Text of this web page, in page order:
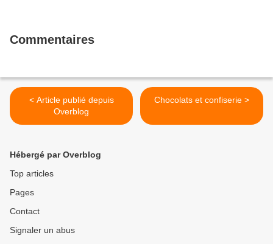
Commentaires
< Article publié depuis
Overblog
Chocolats et confiserie >
Hébergé par Overblog
Top articles
Pages
Contact
Signaler un abus